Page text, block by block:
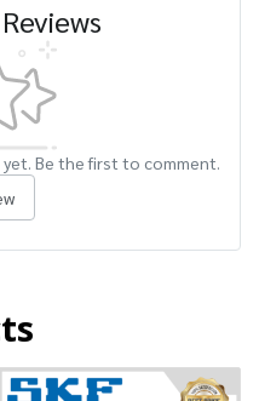
Be the first to comment.